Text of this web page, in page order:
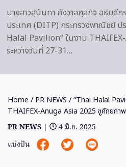
นางสาวสุนันทา กังวาลกุลกิจ อธิบดีก
ประเทศ (DITP) กระทรวงพาณิชย์ ป
Halal Pavilion” ในงาน
ระหว่างวันที่ 27-31…
Home / PR NEWS / “Thai Halal
THAIFEX-Anuga Asia 2025 ชูศักยภาพ
PR NEWS |
4 มิ.ย. 2025
แบ่งปัน